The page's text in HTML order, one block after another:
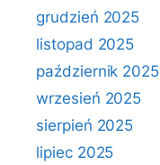
grudzień 2025
listopad 2025
październik 2025
wrzesień 2025
sierpień 2025
lipiec 2025